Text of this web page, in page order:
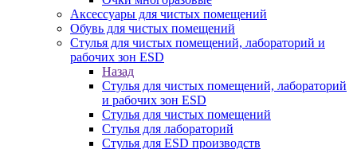
Аксессуары для чистых помещений
Обувь для чистых помещений
Стулья для чистых помещений, лабораторий и
рабочих зон ESD
Назад
Стулья для чистых помещений, лабораторий
и рабочих зон ESD
Стулья для чистых помещений
Стулья для лабораторий
Стулья для ESD производств